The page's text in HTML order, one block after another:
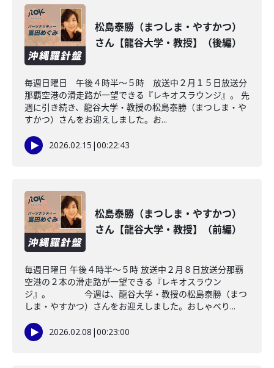
松島泰勝（まつしま・やすかつ）
さん【龍谷大学・教授】（後編）
毎週日曜日 午後４時半～５時 放送中２月１５日放送分
那覇空港の滑走路が一望できる『レキオスラウンジ』。 先
週に引き続き、龍谷大学・教授の松島泰勝（まつしま・や
すかつ）さんをお迎えしました。お...
2026.02.15 |00:22:43
松島泰勝（まつしま・やすかつ）
さん【龍谷大学・教授】（前編）
毎週日曜日 午後４時半～５時 放送中２月８日放送分那覇
空港の２本の滑走路が一望できる『レキオスラウン
ジ』。 今週は、龍谷大学・教授の松島泰勝（まつ
しま・やすかつ）さんをお迎えしました。おしゃべり...
2026.02.08 |00:23:00